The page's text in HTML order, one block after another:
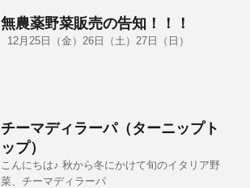
無農薬野菜販売の告知！！！
12月25日（金）26日（土）27日（日）
チーマディラーパ（ターニップト
ップ）
こんにちは♪ 秋から冬にかけて旬のイタリア野
菜、チーマディラーパ